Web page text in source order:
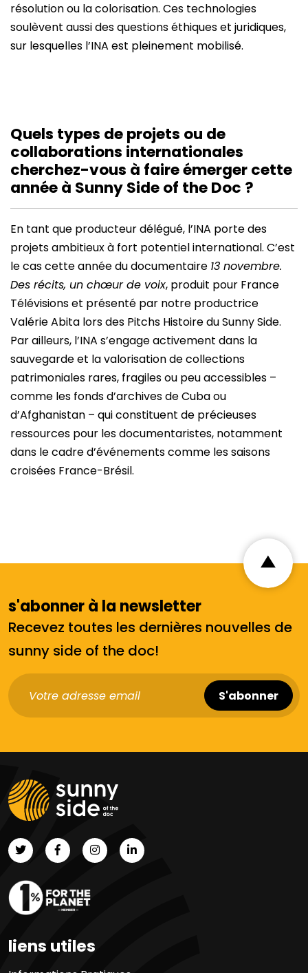
résolution ou la colorisation. Ces technologies
soulèvent aussi des questions éthiques et juridiques,
sur lesquelles l’INA est pleinement mobilisé.
Quels types de projets ou de
collaborations internationales
cherchez-vous à faire émerger cette
année à Sunny Side of the Doc ?
En tant que producteur délégué, l’INA porte des
projets ambitieux à fort potentiel international. C’est
le cas cette année du documentaire 13 novembre.
Des récits, un chœur de voix, produit pour France
Télévisions et présenté par notre productrice
Valérie Abita lors des Pitchs Histoire du Sunny Side.
Par ailleurs, l’INA s’engage activement dans la
sauvegarde et la valorisation de collections
patrimoniales rares, fragiles ou peu accessibles –
comme les fonds d’archives de Cuba ou
d’Afghanistan – qui constituent de précieuses
ressources pour les documentaristes, notamment
dans le cadre d’événements comme les saisons
croisées France-Brésil.
s'abonner à la newsletter
Recevez toutes les dernières nouvelles de
sunny side of the doc!
liens utiles